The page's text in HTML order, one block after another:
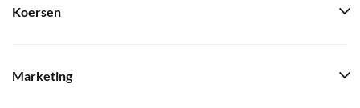
Koersen
Marketing